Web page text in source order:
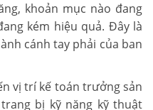
khoản mục nào đang
kém hiệu quả. Đây là
cánh tay phải của ban
vị trí kế toán trưởng sản
bị kỹ năng kỹ thuật